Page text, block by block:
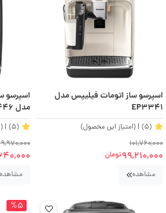
اسپرسو ساز اتومات فیلیپس مدل
EP3341
(5)
| (امتیاز این محصول)
101,760,000
99,210,000تومان
مشاهده
مدل EP4446
(5)
|
مشاهده
%5